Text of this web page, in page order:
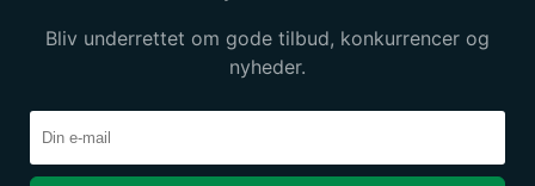
Bliv underrettet om gode tilbud, konkurrencer og
nyheder.